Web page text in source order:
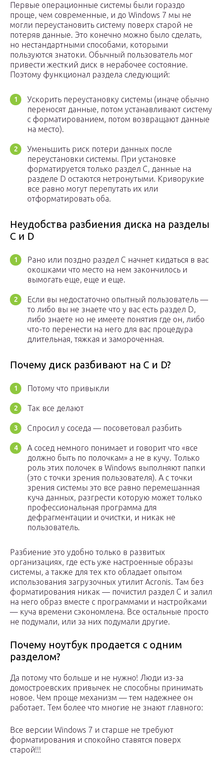
Первые операционные системы были гораздо
проще, чем современные, и до Windows 7 мы не
могли переустановить систему поверх старой не
потеряв данные. Это конечно можно было сделать,
но нестандартными способами, которыми
пользуются знатоки. Обычный пользователь мог
привести жесткий диск в нерабочее состояние.
Поэтому функционал раздела следующий:
Ускорить переустановку системы (иначе обычно
переносят данные, потом устанавливают систему
с форматированием, потом возвращают данные
на место).
Уменьшить риск потери данных после
переустановки системы. При установке
форматируется только раздел С, данные на
разделе D остаются нетронутыми. Криворукие
все равно могут перепутать их или
отформатировать оба.
Неудобства разбиения диска на разделы
C и D
Рано или поздно раздел C начнет кидаться в вас
окошками что место на нем закончилось и
вымогать еще, еще и еще.
Если вы недостаточно опытный пользователь —
то либо вы не знаете что у вас есть раздел D,
либо знаете но не имеете понятия где он, либо
что-то перенести на него для вас процедура
длительная, тяжкая и замороченная.
Почему диск разбивают на C и D?
Потому что привыкли
Так все делают
Спросил у соседа — посоветовал разбить
А сосед немного понимает и говорит что «все
должно быть по полочкам» а не в кучу. Только
роль этих полочек в Windows выполняют папки
(это с точки зрения пользователя). А с точки
зрения системы это все равно перемешанная
куча данных, разгрести которую может только
профессиональная программа для
дефрагментации и очистки, и никак не
пользователь.
Разбиение это удобно только в развитых
организациях, где есть уже настроенные образы
системы, а также для тех кто обладает опытом
использования загрузочных утилит Acronis. Там без
форматирования никак — почистил раздел C и залил
на него образ вместе с программами и настройками
— куча времени сэкономлена. Все остальные просто
не подумали, или за них подумали другие.
Почему ноутбук продается с одним
разделом?
Да потому что больше и не нужно! Люди из-за
домостроевских привычек не способны принимать
новое. Чем проще механизм — тем надежнее он
работает. Тем более что многие не знают главного:
Все версии Windows 7 и старше не требуют
форматирования и спокойно ставятся поверх
старой!!!